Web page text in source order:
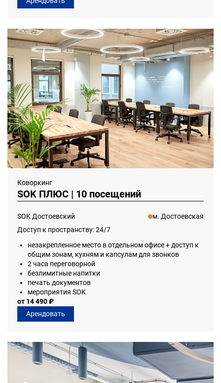
Коворкинг
SOK ПЛЮС | 10 посещений
SOK Достоевский
м. Достоевская
Доступ к пространству: 24/7
незакрепленное место в отдельном офисе + доступ к
общим зонам, кухням и капсулам для звонков
2 часа переговорной
безлимитные напитки
печать документов
мероприятия SOK
от 14 490 ₽
Арендовать